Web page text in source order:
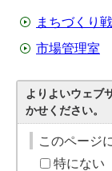
まちづくり
市場管理室
よりよいウェブ
かせください。
このページ
特にない